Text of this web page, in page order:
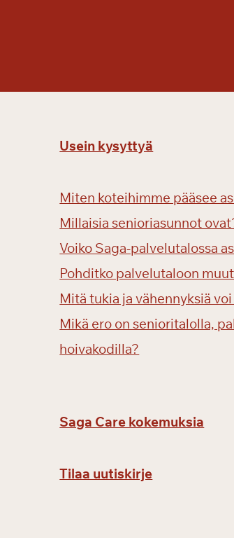
Usein kysyttyä
Miten koteihimme pääsee
Millaisia senioriasunnot
Voiko Saga-palvelutalossa
Pohditko palvelutaloon
Mitä tukia ja vähennyksiä voi
Mikä ero on senioritalolla,
hoivakodilla?
Saga Care kokemuksia
Tilaa uutiskirje